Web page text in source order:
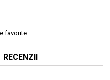
favorite
RECENZII